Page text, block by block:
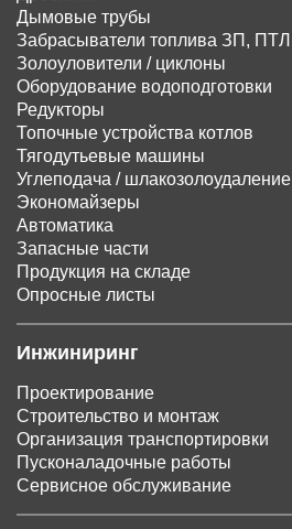
Дымовые трубы
Забрасыватели топлива ЗП, ПТЛ
Золоуловители / циклоны
Оборудование водоподготовки
Редукторы
Топочные устройства котлов
Тягодутьевые машины
Углеподача / шлакозолоудаление
Экономайзеры
Автоматика
Запасные части
Продукция на складе
Опросные листы
Инжиниринг
Проектирование
Строительство и монтаж
Организация транспортировки
Пусконаладочные работы
Сервисное обслуживание